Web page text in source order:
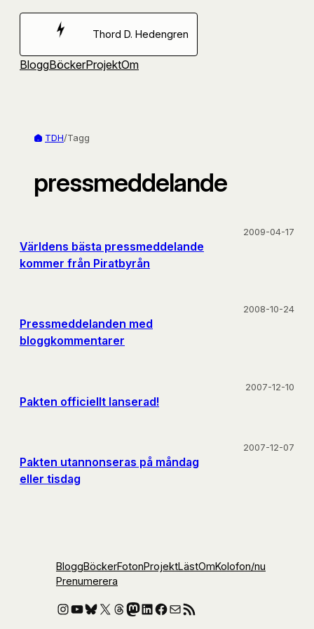
Hoppa
Thord D. Hedengren
BloggBöckerProjektOm
TDH/Tagg
pressmeddelande
Världens bästa pressmeddelande
kommer från Piratbyrån
2009-04-17
Pressmeddelanden med
bloggkommentarer
2008-10-24
Pakten officiellt lanserad!
2007-12-10
Pakten utannonseras på måndag
eller tisdag
2007-12-07
BloggBöckerFotonProjektLästOmKolofon/nu
Prenumerera
Instagram
YouTube
Bluesky
X Threads
Mastodon
LinkedIn
Facebook
E-postRSS-flöde